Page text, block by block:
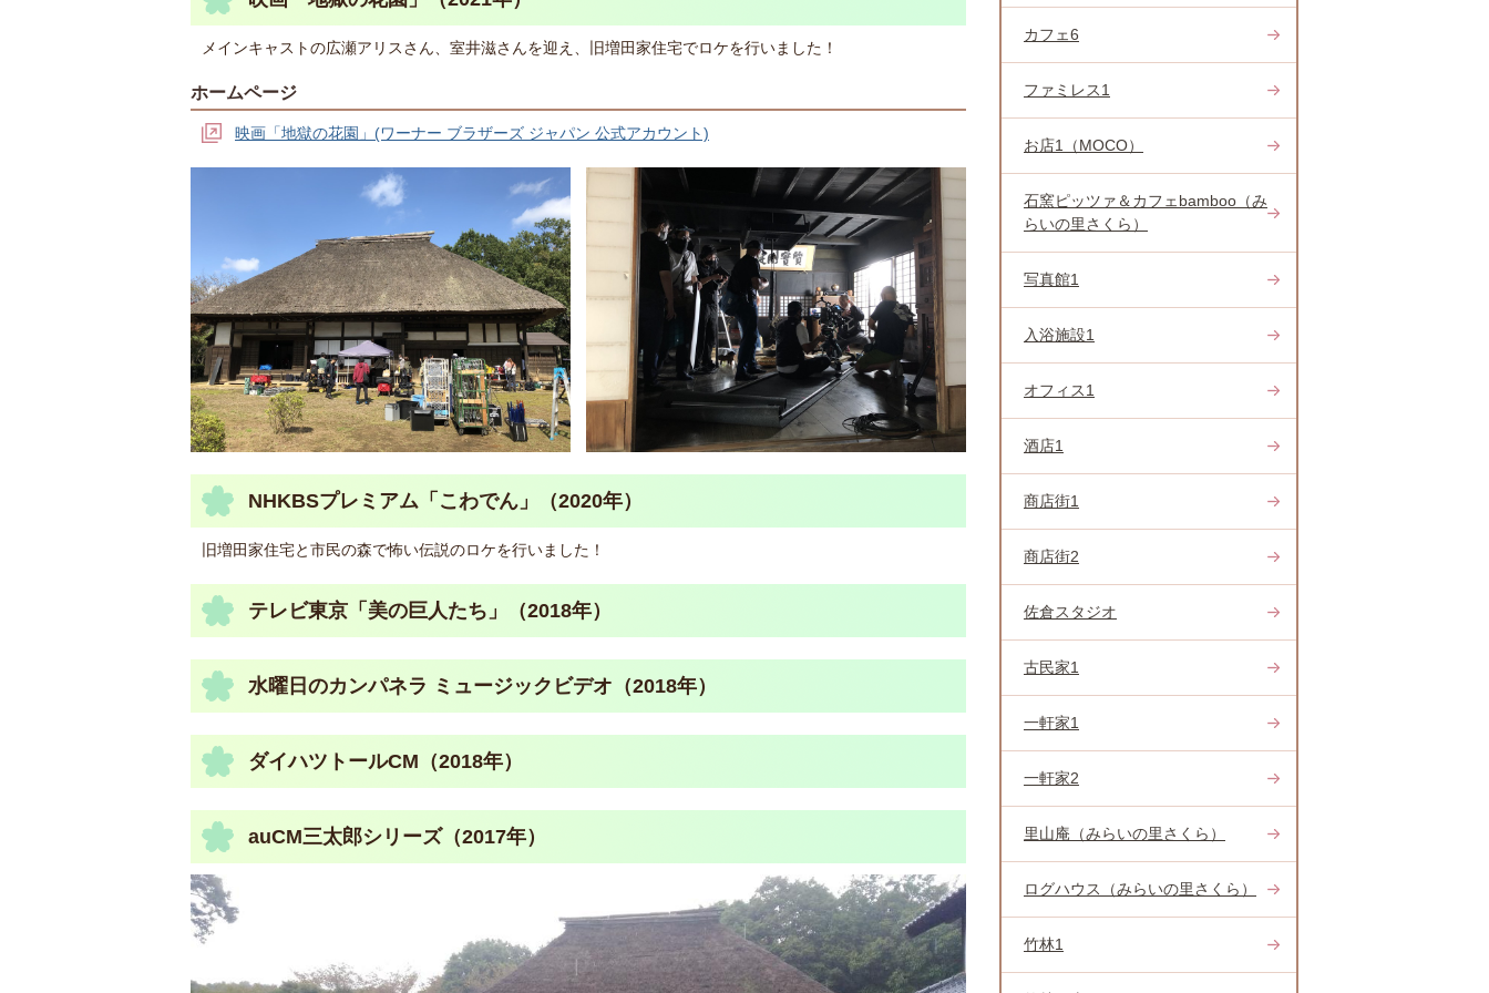
メインキャストの広瀬アリスさん、室井滋さんを迎え、旧増田家住宅でロケを行いました！
ホームページ
映画「地獄の花園」(ワーナー ブラザーズ ジャパン 公式アカウント)
NHKBSプレミアム「こわでん」（2020年）
旧増田家住宅と市民の森で怖い伝説のロケを行いました！
テレビ東京「美の巨人たち」（2018年）
水曜日のカンパネラ ミュージックビデオ（2018年）
ダイハツトールCM（2018年）
auCM三太郎シリーズ（2017年）
カフェ6
ファミレス1
お店1（MOCO）
石窯ピッツァ＆カフェbamboo（み
らいの里さくら）
写真館1
入浴施設1
オフィス1
酒店1
商店街1
商店街2
佐倉スタジオ
古民家1
一軒家1
一軒家2
里山庵（みらいの里さくら）
ログハウス（みらいの里さくら）
竹林1